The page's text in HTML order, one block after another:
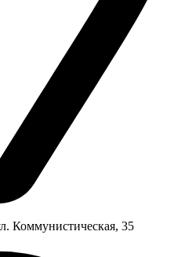
Коммунистическая, 35